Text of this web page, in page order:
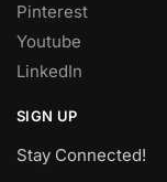
Pinterest
Youtube
LinkedIn
SIGN UP
Stay Connected!